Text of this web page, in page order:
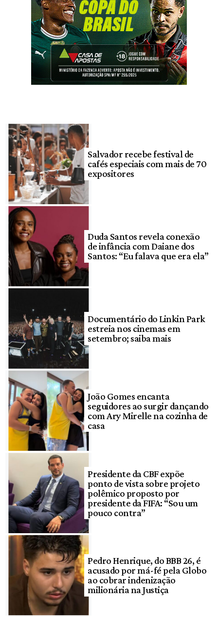
Salvador recebe festival de
cafés especiais com mais de 70
expositores
Duda Santos revela conexão
de infância com Daiane dos
Santos: “Eu falava que era ela”
Documentário do Linkin Park
estreia nos cinemas em
setembro; saiba mais
João Gomes encanta
seguidores ao surgir dançando
com Ary Mirelle na cozinha de
casa
Presidente da CBF expõe
ponto de vista sobre projeto
polêmico proposto por
presidente da FIFA: “Sou um
pouco contra”
Pedro Henrique, do BBB 26, é
acusado por má-fé pela Globo
ao cobrar indenização
milionária na Justiça